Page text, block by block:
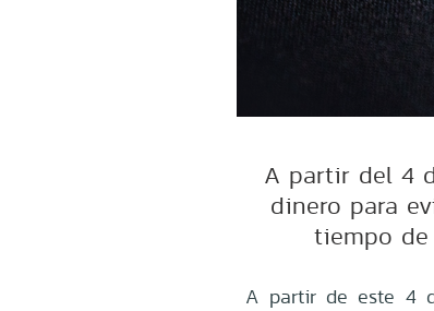
A partir del 4
dinero para
tiempo de
A partir de este 4